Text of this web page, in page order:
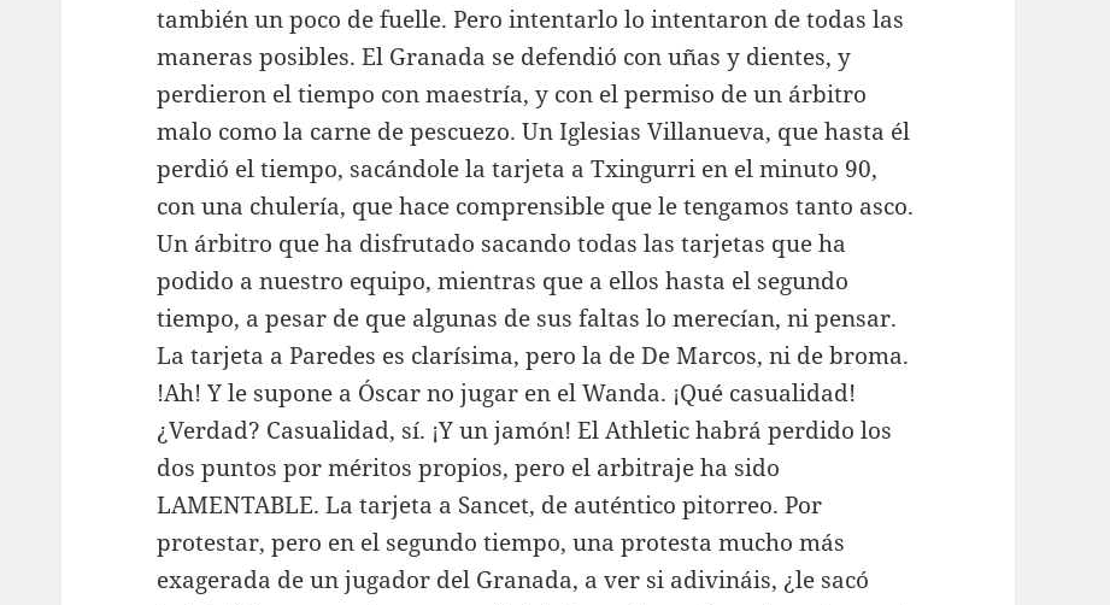
también un poco de fuelle. Pero intentarlo lo intentaron de todas las
maneras posibles. El Granada se defendió con uñas y dientes, y
perdieron el tiempo con maestría, y con el permiso de un árbitro
malo como la carne de pescuezo. Un Iglesias Villanueva, que hasta él
perdió el tiempo, sacándole la tarjeta a Txingurri en el minuto 90,
con una chulería, que hace comprensible que le tengamos tanto asco.
Un árbitro que ha disfrutado sacando todas las tarjetas que ha
podido a nuestro equipo, mientras que a ellos hasta el segundo
tiempo, a pesar de que algunas de sus faltas lo merecían, ni pensar.
La tarjeta a Paredes es clarísima, pero la de De Marcos, ni de broma.
!Ah! Y le supone a Óscar no jugar en el Wanda. ¡Qué casualidad!
¿Verdad? Casualidad, sí. ¡Y un jamón! El Athletic habrá perdido los
dos puntos por méritos propios, pero el arbitraje ha sido
LAMENTABLE. La tarjeta a Sancet, de auténtico pitorreo. Por
protestar, pero en el segundo tiempo, una protesta mucho más
exagerada de un jugador del Granada, a ver si adivináis, ¿le sacó